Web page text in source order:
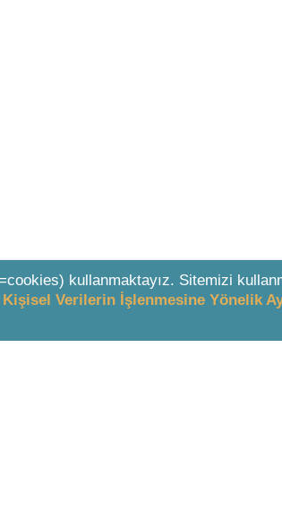
Text
kullanmaktayız. Sitemizi
Kişisel Verilerin İşlenmesine Yönelik